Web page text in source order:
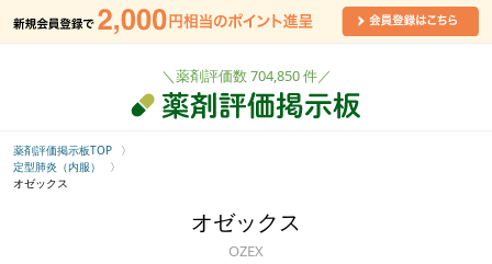
＼薬剤評価数 704,850 件／
薬剤評価掲示板TOP
定型肺炎（内服）
オゼックス
オゼックス
OZEX